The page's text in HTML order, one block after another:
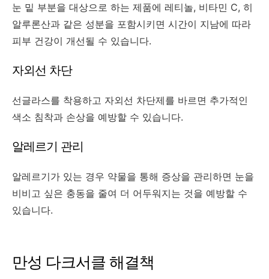
눈 밑 부분을 대상으로 하는 제품에 레티놀, 비타민 C, 히
알루론산과 같은 성분을 포함시키면 시간이 지남에 따라
피부 건강이 개선될 수 있습니다.
자외선 차단
선글라스를 착용하고 자외선 차단제를 바르면 추가적인
색소 침착과 손상을 예방할 수 있습니다.
알레르기 관리
알레르기가 있는 경우 약물을 통해 증상을 관리하면 눈을
비비고 싶은 충동을 줄여 더 어두워지는 것을 예방할 수
있습니다.
만성 다크서클 해결책